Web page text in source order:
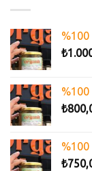
%100
₺
%100
₺
%100
₺